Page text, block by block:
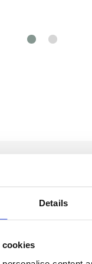
Details
cookies
o